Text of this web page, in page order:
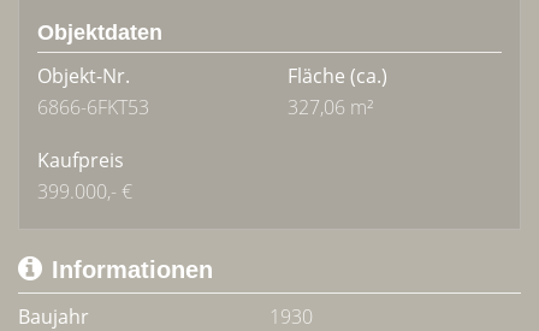
Objektdaten
Objekt-Nr.
6866-6FKT53
Fläche (ca.)
327,06 m²
Kaufpreis
399.000,- €
Informationen
Baujahr
1930